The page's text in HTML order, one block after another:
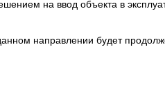
на ввод объекта в
направлении будет